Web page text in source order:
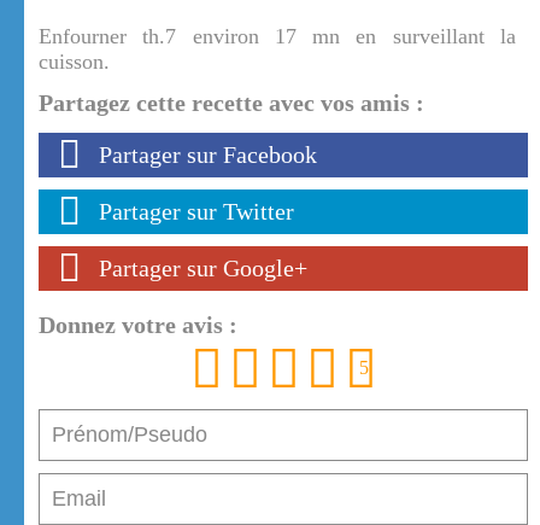
Enfourner th.7 environ 17 mn en surveillant la
cuisson.
Partagez cette recette avec vos amis :
Partager sur Facebook
Partager sur Twitter
Partager sur Google+
Donnez votre avis :
5